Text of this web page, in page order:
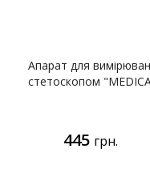
Апарат для
стетоскопом
445 грн.